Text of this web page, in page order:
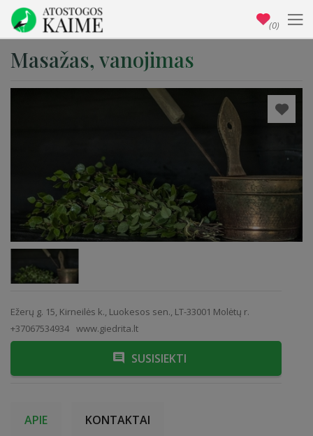
Masažas, vanojimas
Ežerų g. 15, Kirneilės k., Luokesos sen., LT-33001 Molėtų r.
+37067534934 www.giedrita.lt
SUSISIEKTI
APIE KONTAKTAI
(0)